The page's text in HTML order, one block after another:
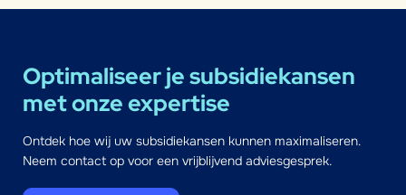
Optimaliseer je subsidiekansen
met onze expertise
Ontdek hoe wij uw subsidiekansen kunnen maximaliseren.
Neem contact op voor een vrijblijvend adviesgesprek.